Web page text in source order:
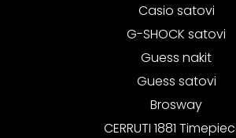
Casio satovi
G-SHOCK satovi
Guess nakit
Guess satovi
Brosway
CERRUTI 1881